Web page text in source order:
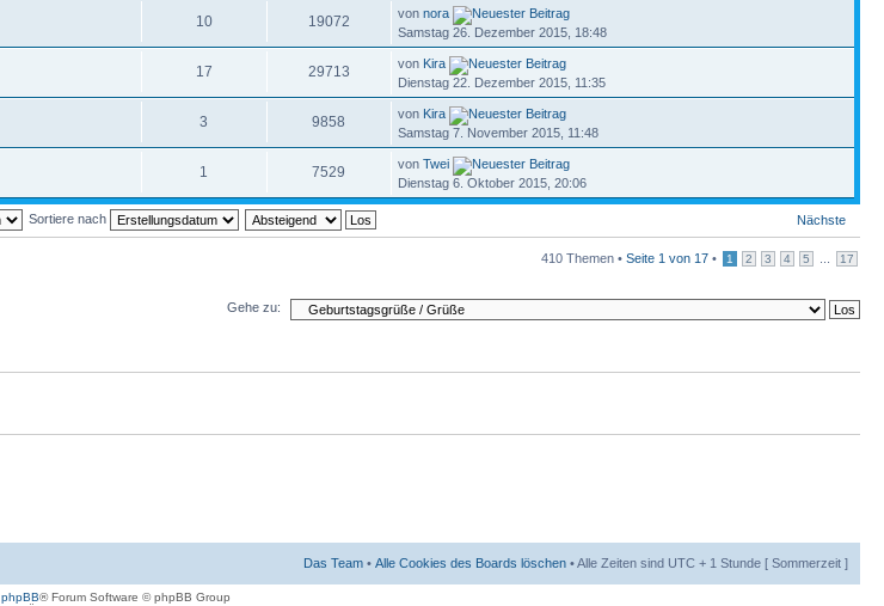
10 19072 vonnora
Samstag 26. Dezember 2015, 18:48
17 29713 von Kira
Dienstag 22. Dezember 2015, 11:35
3 9858 von Kira
Samstag 7. November 2015, 11:48
1 7529 vonTwei
Dienstag 6. Oktober 2015, 20:06
Nächste
Sortiere nach
410 Themen • Seite 1 von 17 • 1 2 3 4 5 17
Gehe zu:
Das Team • Alle Cookies des Boards löschen • Alle Zeiten sind UTC + 1 Stunde [ Sommerzeit ]
phpBB® Forum Software © phpBB Group